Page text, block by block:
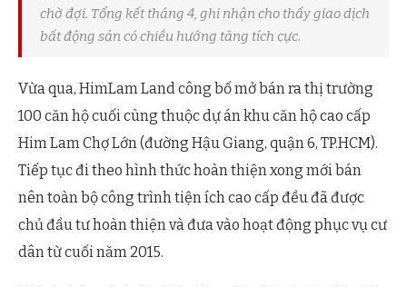
chờ đợi. Tổng kết tháng 4, ghi nhận cho thấy giao dịch
bất động sản có chiều hướng tăng tích cực.
Vừa qua, HimLam Land công bố mở bán ra thị trường
100 căn hộ cuối cùng thuộc dự án khu căn hộ cao cấp
Him Lam Chợ Lớn (đường Hậu Giang, quận 6, TP.HCM).
Tiếp tục đi theo hình thức hoàn thiện xong mới bán
nên toàn bộ công trình tiện ích cao cấp đều đã được
chủ đầu tư hoàn thiện và đưa vào hoạt động phục vụ cư
dân từ cuối năm 2015.